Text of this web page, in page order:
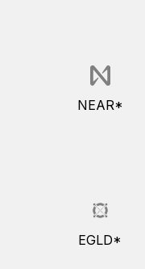
NEAR*
EGLD*